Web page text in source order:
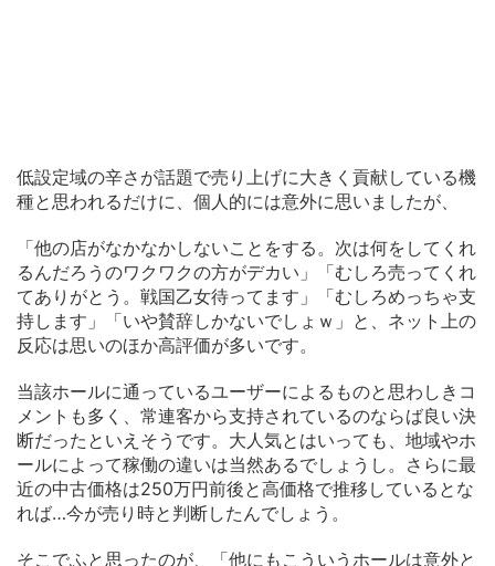
低設定域の辛さが話題で売り上げに大きく貢献している機
種と思われるだけに、個人的には意外に思いましたが、
「他の店がなかなかしないことをする。次は何をしてくれ
るんだろうのワクワクの方がデカい」「むしろ売ってくれ
てありがとう。戦国乙女待ってます」「むしろめっちゃ支
持します」「いや賛辞しかないでしょｗ」と、ネット上の
反応は思いのほか高評価が多いです。
当該ホールに通っているユーザーによるものと思わしきコ
メントも多く、常連客から支持されているのならば良い決
断だったといえそうです。大人気とはいっても、地域やホ
ールによって稼働の違いは当然あるでしょうし。さらに最
近の中古価格は250万円前後と高価格で推移しているとな
れば…今が売り時と判断したんでしょう。
そこでふと思ったのが、「他にもこういうホールは意外と